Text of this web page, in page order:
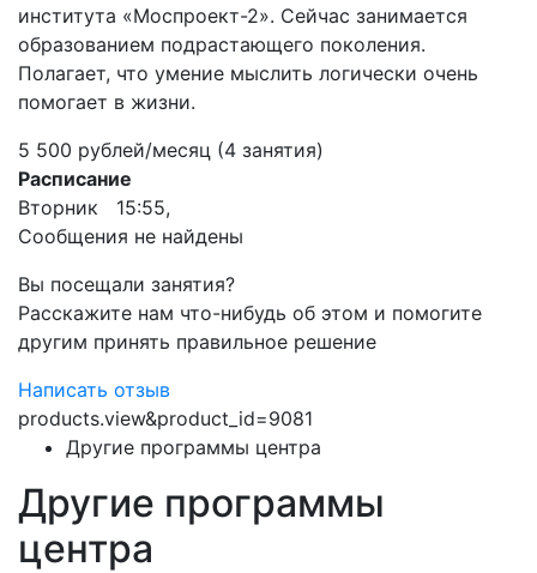
института «Моспроект-2». Сейчас занимается
образованием подрастающего поколения.
Полагает, что умение мыслить логически очень
помогает в жизни.
5 500 рублей/месяц (4 занятия)
Расписание
Вторник 15:55,
Сообщения не найдены
Вы посещали занятия?
Расскажите нам что-нибудь об этом и помогите
другим принять правильное решение
Написать отзыв
products.view&product_id=9081
Другие программы центра
Другие программы
центра